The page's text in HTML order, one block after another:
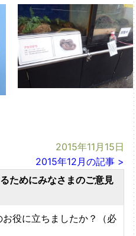
2015年11月15日
2015年12月の記事 >
ためにみなさまのご意見
役に立ちましたか？（必